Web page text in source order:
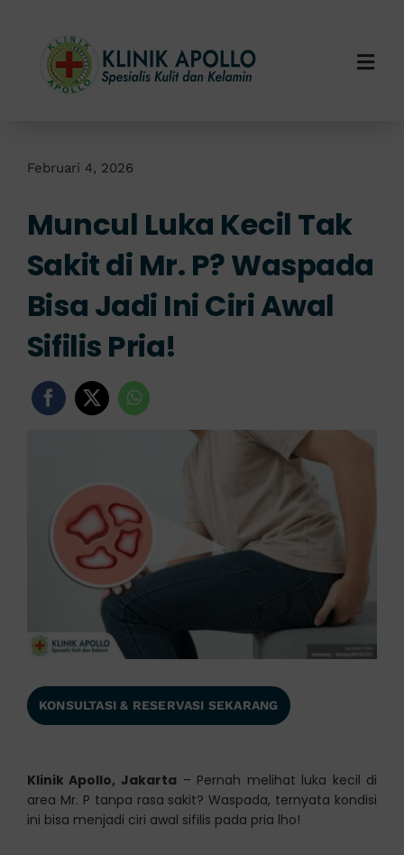
content
Layanan Kami
Info Klinik
Februari 4, 2026
Muncul Luka Kecil Tak
Sakit di Mr. P? Waspada
Bisa Jadi Ini Ciri Awal
Sifilis Pria!
KONSULTASI & RESERVASI SEKARANG
Klinik Apollo, Jakarta – Pernah melihat luka kecil di
area Mr. P tanpa rasa sakit? Waspada, ternyata kondisi
ini bisa menjadi ciri awal sifilis pada pria lho!